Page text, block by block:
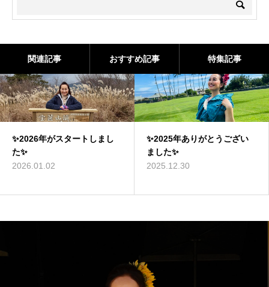
関連記事 おすすめ記事 特集記事
✨2026年がスタートしまし
た✨
2026.01.02
✨2025年ありがとうござい
ました✨
2025.12.30